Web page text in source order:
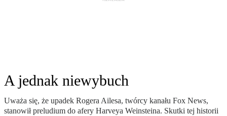
A jednak niewybuch
Uważa się, że upadek Rogera Ailesa, twórcy kanału Fox News,
stanowił preludium do afery Harveya Weinsteina. Skutki tej historii